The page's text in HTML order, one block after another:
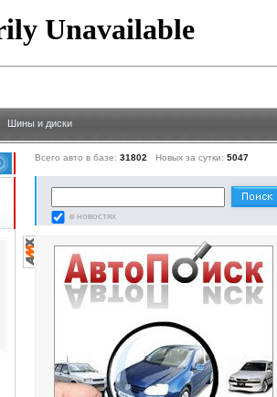
Шины и диски
Всего авто в базе: 31802 Новых за сутки: 5047
в новостях